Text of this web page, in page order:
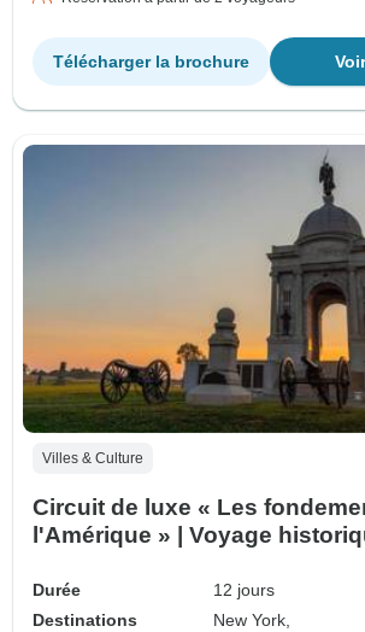
Télécharger la brochure
Villes & Culture
Circuit de luxe « Les
l'Amérique » | Voyage
Durée
12 jours
Destinations
New York,